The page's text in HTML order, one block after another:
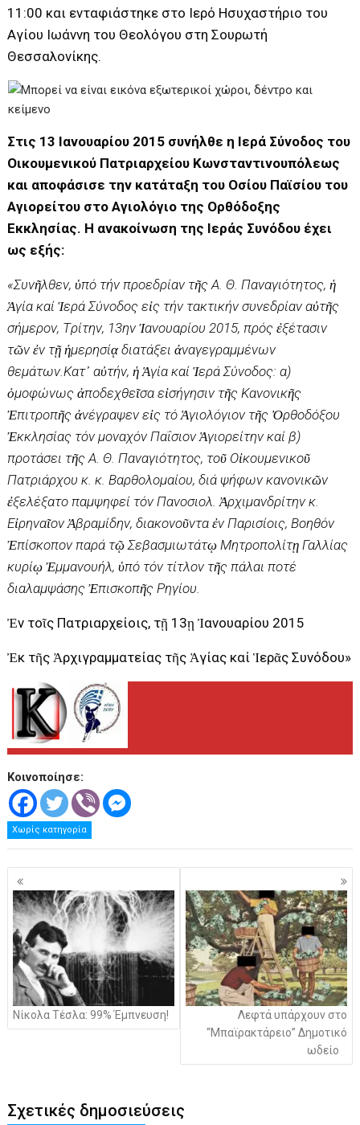
11:00 και ενταφιάστηκε στο Ιερό Ησυχαστήριο του
Αγίου Ιωάννη του Θεολόγου στη Σουρωτή
Θεσσαλονίκης.
Στις 13 Ιανουαρίου 2015 συνήλθε η Ιερά Σύνοδος του
Οικουμενικού Πατριαρχείου Κωνσταντινουπόλεως
και αποφάσισε την κατάταξη του Οσίου Παϊσίου του
Αγιορείτου στο Αγιολόγιο της Ορθόδοξης
Εκκλησίας. Η ανακοίνωση της Ιεράς Συνόδου έχει
ως εξής:
«Συνῆλθεν, ὑπό τήν προεδρίαν τῆς Α. Θ. Παναγιότητος, ἡ
Ἁγία καί Ἱερά Σύνοδος εἰς τήν τακτικήν συνεδρίαν αὐτῆς
σήμερον, Tρίτην, 13ην Ἰανουαρίου 2015, πρός ἐξέτασιν
τῶν ἐν τῇ ἡμερησίᾳ διατάξει ἀναγεγραμμένων
θεμάτων.Κατ᾿ αὐτήν, ἡ Ἁγία καί Ἱερά Σύνοδος: α)
ὁμοφώνως ἀποδεχθεῖσα εἰσήγησιν τῆς Κανονικῆς
Ἐπιτροπῆς ἀνέγραψεν εἰς τό Ἁγιολόγιον τῆς Ὀρθοδόξου
Ἐκκλησίας τόν μοναχόν Παΐσιον Ἁγιορείτην καί β)
προτάσει τῆς Α. Θ. Παναγιότητος, τοῦ Οἰκουμενικοῦ
Πατριάρχου κ. κ. Βαρθολομαίου, διά ψήφων κανονικῶν
ἐξελέξατο παμψηφεί τόν Πανοσιολ. Ἀρχιμανδρίτην κ.
Εἰρηναῖον Ἀβραμίδην, διακονοῦντα ἐν Παρισίοις, Βοηθόν
Ἐπίσκοπον παρά τῷ Σεβασμιωτάτῳ Μητροπολίτῃ Γαλλίας
κυρίῳ Ἐμμανουήλ, ὑπό τόν τίτλον τῆς πάλαι ποτέ
διαλαμψάσης Ἐπισκοπῆς Ρηγίου.
Ἐν τοῖς Πατριαρχείοις, τῇ 13ῃ Ἰανουαρίου 2015
Ἐκ τῆς Ἀρχιγραμματείας τῆς Ἁγίας καί Ἱερᾶς Συνόδου»
Κοινοποίησε:
Χωρίς κατηγορία
Πλοήγηση
άρθρων
Νίκολα Τέσλα: 99% Έμπνευση!
Λεφτά υπάρχουν στο
“Μπαϊρακτάρειο” Δημοτικό
ωδείο
Σχετικές δημοσιεύσεις